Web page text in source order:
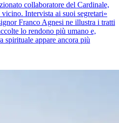
collaboratore del Cardinale,
Intervista ai suoi segretari»
Franco Agnesi ne illustra i tratti
lo rendono più umano e,
spirituale appare ancora più